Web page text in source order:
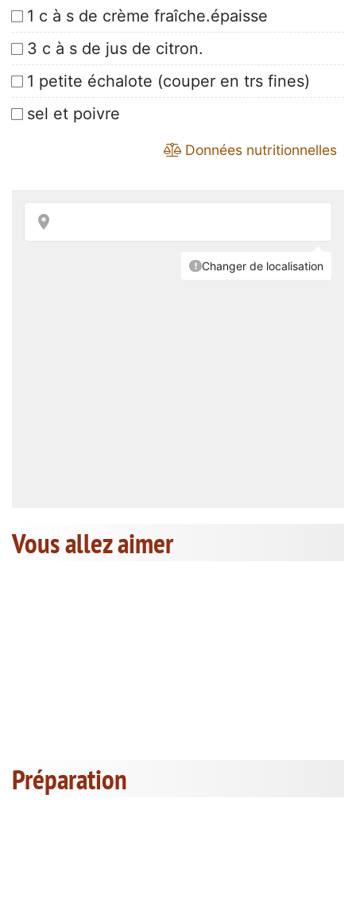
1 c à s de crème fraîche.épaisse
3 c à s de jus de citron.
1 petite échalote (couper en trs fines)
sel et poivre
Données nutritionnelles
Vous allez aimer
Préparation